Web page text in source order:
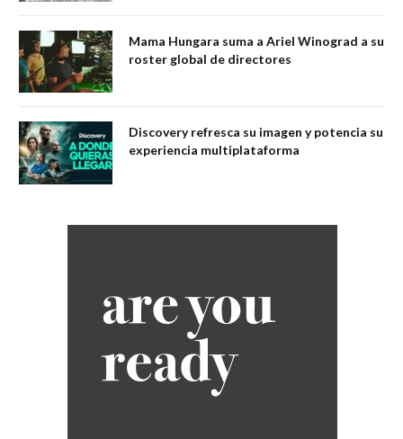
Mama Hungara suma a Ariel Winograd a su
roster global de directores
Discovery refresca su imagen y potencia su
experiencia multiplataforma